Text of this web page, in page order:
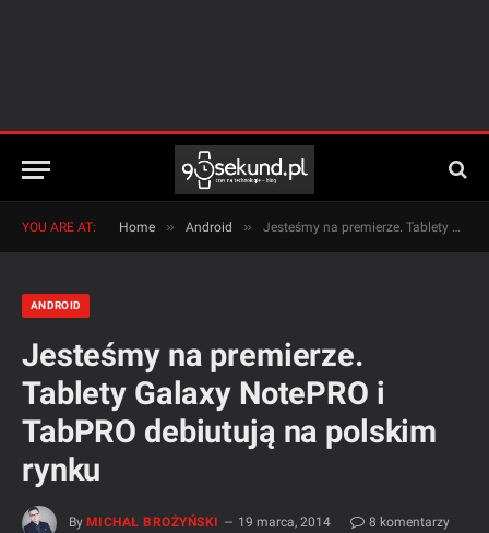
YOU ARE AT: Home » Android » Jesteśmy na premierze. Tablety Galaxy NotePRO i TabPRO debiutują na polskim rynku
ANDROID
Jesteśmy na premierze.
Tablety Galaxy NotePRO i
TabPRO debiutują na polskim
rynku
By MICHAŁ BROŻYŃSKI 19 marca, 2014
8 komentarzy